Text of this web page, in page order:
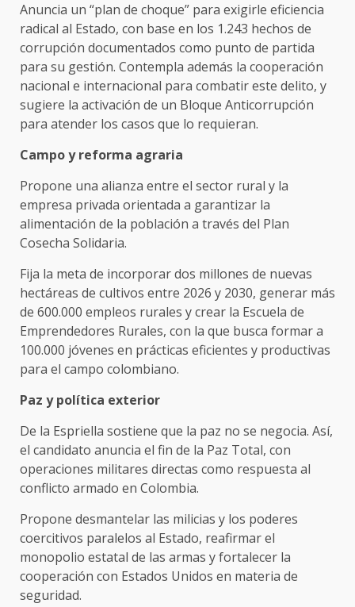
Anuncia un “plan de choque” para exigirle eficiencia
radical al Estado, con base en los 1.243 hechos de
corrupción documentados como punto de partida
para su gestión. Contempla además la cooperación
nacional e internacional para combatir este delito, y
sugiere la activación de un Bloque Anticorrupción
para atender los casos que lo requieran.
Campo y reforma agraria
Propone una alianza entre el sector rural y la
empresa privada orientada a garantizar la
alimentación de la población a través del Plan
Cosecha Solidaria.
Fija la meta de incorporar dos millones de nuevas
hectáreas de cultivos entre 2026 y 2030, generar más
de 600.000 empleos rurales y crear la Escuela de
Emprendedores Rurales, con la que busca formar a
100.000 jóvenes en prácticas eficientes y productivas
para el campo colombiano.
Paz y política exterior
De la Espriella sostiene que la paz no se negocia. Así,
el candidato anuncia el fin de la Paz Total, con
operaciones militares directas como respuesta al
conflicto armado en Colombia.
Propone desmantelar las milicias y los poderes
coercitivos paralelos al Estado, reafirmar el
monopolio estatal de las armas y fortalecer la
cooperación con Estados Unidos en materia de
seguridad.